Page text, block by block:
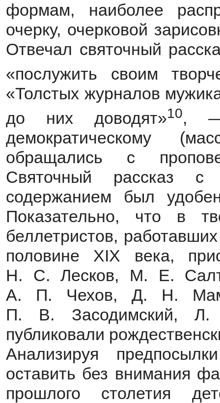
формам, наиболее
очерку, очерковой
Отвечал святочный
«послужить своим
«Толстых журналов
до них доводят»10, —
демократическому
обращались с
Святочный рассказ с
содержанием был
Показательно, что в
беллетристов,
половине XIX века,
Н. С. Лесков, М. Е.
А. П. Чехов, Д. Н.
П. В. Засодимский,
публиковали
Анализируя
оставить без внимания
прошлого столетия